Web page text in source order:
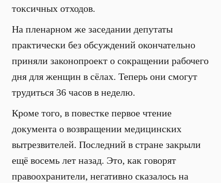
токсичных отходов.
На пленарном же заседании депутаты
практически без обсуждений окончательно
приняли законопроект о сокращении рабочего
дня для женщин в сёлах. Теперь они смогут
трудиться 36 часов в неделю.
Кроме того, в повестке первое чтение
документа о возвращении медицинских
вытрезвителей. Последний в стране закрыли
ещё восемь лет назад. Это, как говорят
правоохранители, негативно сказалось на